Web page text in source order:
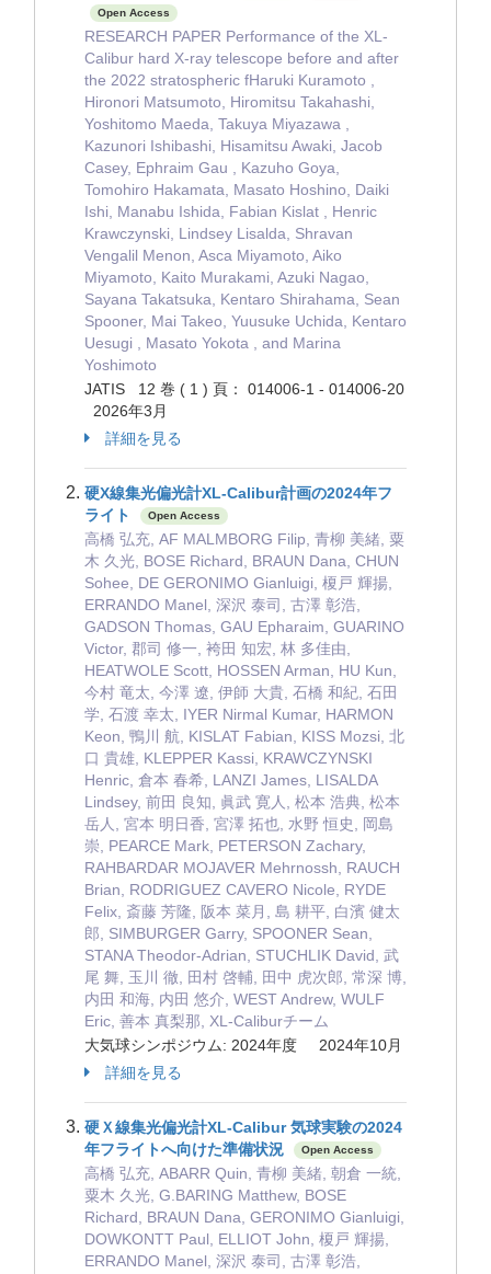
Open Access
RESEARCH PAPER Performance of the XL-
Calibur hard X-ray telescope before and after
the 2022 stratospheric fHaruki Kuramoto ,
Hironori Matsumoto, Hiromitsu Takahashi,
Yoshitomo Maeda, Takuya Miyazawa ,
Kazunori Ishibashi, Hisamitsu Awaki, Jacob
Casey, Ephraim Gau , Kazuho Goya,
Tomohiro Hakamata, Masato Hoshino, Daiki
Ishi, Manabu Ishida, Fabian Kislat , Henric
Krawczynski, Lindsey Lisalda, Shravan
Vengalil Menon, Asca Miyamoto, Aiko
Miyamoto, Kaito Murakami, Azuki Nagao,
Sayana Takatsuka, Kentaro Shirahama, Sean
Spooner, Mai Takeo, Yuusuke Uchida, Kentaro
Uesugi , Masato Yokota , and Marina
Yoshimoto
JATIS 12 巻 ( 1 ) 頁： 014006-1 - 014006-20
2026年3月
詳細を見る
硬X線集光偏光計XL-Calibur計画の2024年フ
ライト
Open Access
高橋 弘充, AF MALMBORG Filip, 青柳 美緒, 粟
木 久光, BOSE Richard, BRAUN Dana, CHUN
Sohee, DE GERONIMO Gianluigi, 榎戸 輝揚,
ERRANDO Manel, 深沢 泰司, 古澤 彰浩,
GADSON Thomas, GAU Epharaim, GUARINO
Victor, 郡司 修一, 袴田 知宏, 林 多佳由,
HEATWOLE Scott, HOSSEN Arman, HU Kun,
今村 竜太, 今澤 遼, 伊師 大貴, 石橋 和紀, 石田
学, 石渡 幸太, IYER Nirmal Kumar, HARMON
Keon, 鴨川 航, KISLAT Fabian, KISS Mozsi, 北
口 貴雄, KLEPPER Kassi, KRAWCZYNSKI
Henric, 倉本 春希, LANZI James, LISALDA
Lindsey, 前田 良知, 眞武 寛人, 松本 浩典, 松本
岳人, 宮本 明日香, 宮澤 拓也, 水野 恒史, 岡島
崇, PEARCE Mark, PETERSON Zachary,
RAHBARDAR MOJAVER Mehrnossh, RAUCH
Brian, RODRIGUEZ CAVERO Nicole, RYDE
Felix, 斎藤 芳隆, 阪本 菜月, 島 耕平, 白濱 健太
郎, SIMBURGER Garry, SPOONER Sean,
STANA Theodor-Adrian, STUCHLIK David, 武
尾 舞, 玉川 徹, 田村 啓輔, 田中 虎次郎, 常深 博,
内田 和海, 内田 悠介, WEST Andrew, WULF
Eric, 善本 真梨那, XL-Caliburチーム
大気球シンポジウム: 2024年度 2024年10月
詳細を見る
硬Ｘ線集光偏光計XL-Calibur 気球実験の2024
年フライトへ向けた準備状況
Open Access
高橋 弘充, ABARR Quin, 青柳 美緒, 朝倉 一統,
粟木 久光, G.BARING Matthew, BOSE
Richard, BRAUN Dana, GERONIMO Gianluigi,
DOWKONTT Paul, ELLIOT John, 榎戸 輝揚,
ERRANDO Manel, 深沢 泰司, 古澤 彰浩,